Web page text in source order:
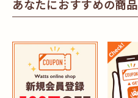
あなたにおすすめの商品